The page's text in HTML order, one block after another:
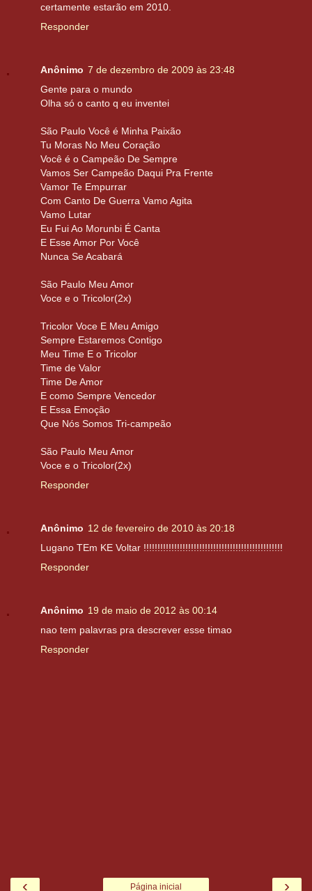
certamente estarão em 2010.
Responder
Anônimo 7 de dezembro de 2009 às 23:48
Gente para o mundo
Olha só o canto q eu inventei
São Paulo Você é Minha Paixão
Tu Moras No Meu Coração
Você é o Campeão De Sempre
Vamos Ser Campeão Daqui Pra Frente
Vamor Te Empurrar
Com Canto De Guerra Vamo Agita
Vamo Lutar
Eu Fui Ao Morunbi É Canta
E Esse Amor Por Você
Nunca Se Acabará
São Paulo Meu Amor
Voce e o Tricolor(2x)
Tricolor Voce E Meu Amigo
Sempre Estaremos Contigo
Meu Time E o Tricolor
Time de Valor
Time De Amor
E como Sempre Vencedor
E Essa Emoção
Que Nós Somos Tri-campeão
São Paulo Meu Amor
Voce e o Tricolor(2x)
Responder
Anônimo 12 de fevereiro de 2010 às 20:18
Lugano TEm KE Voltar !!!!!!!!!!!!!!!!!!!!!!!!!!!!!!!!!!!!!!!!!!!!!!!!!!
Responder
Anônimo 19 de maio de 2012 às 00:14
nao tem palavras pra descrever esse timao
Responder
‹ ›
Página inicial